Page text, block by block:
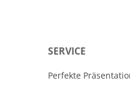
SERVICE
Perfekte